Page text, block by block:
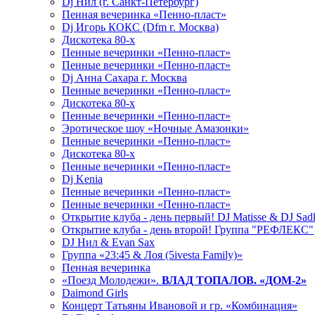
Пенная вечеринка «Пенно-пласт»
Dj Игорь КОКС (Dfm г. Москва)
Дискотека 80-х
Пенные вечеринки «Пенно-пласт»
Пенные вечеринки «Пенно-пласт»
Dj Анна Сахара г. Москва
Пенные вечеринки «Пенно-пласт»
Дискотека 80-х
Пенные вечеринки «Пенно-пласт»
Эротическое шоу «Ночные Амазонки»
Пенные вечеринки «Пенно-пласт»
Дискотека 80-х
Пенные вечеринки «Пенно-пласт»
Dj Kenia
Пенные вечеринки «Пенно-пласт»
Пенные вечеринки «Пенно-пласт»
Открытие клуба - день первый! DJ Matisse & DJ
Открытие клуба - день второй! Группа "РЕФЛЕКС"
DJ Нил & Evan Sax
Группа «23:45 & Лоя (5ivesta Family)»
Пенная вечеринка
«Поезд Молодежи». ВЛАД ТОПАЛОВ. «ДОМ-2»
Daimond Girls
Концерт Татьяны Ивановой и гр. «Комбинация»